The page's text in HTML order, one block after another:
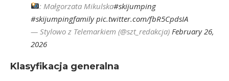
: Małgorzata Mikulska#skijumping
#skijumpingfamily pic.twitter.com/fbR5CpdsIA
— Stylowo z Telemarkiem (@szt_redakcja) February 26,
2026
Klasyfikacja generalna